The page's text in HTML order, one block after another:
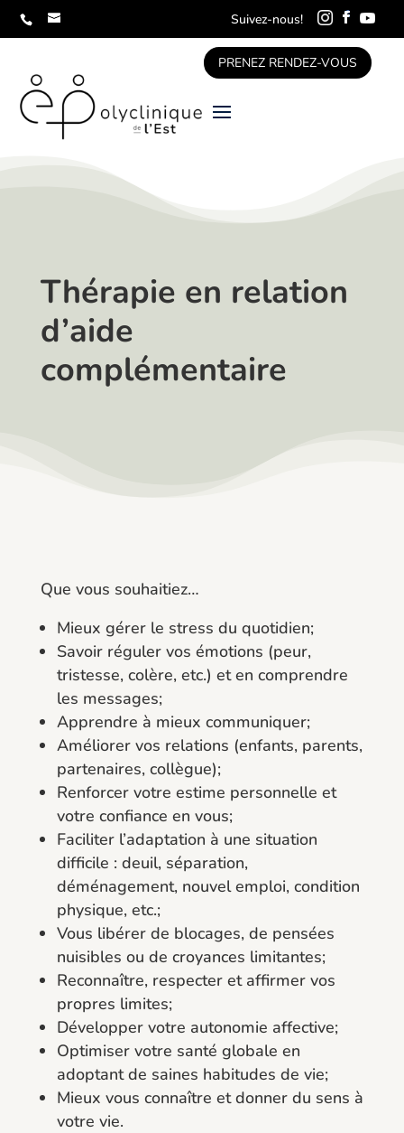
Suivez-nous!
PRENEZ RENDEZ-VOUS
Thérapie en relation
d’aide
complémentaire
Que vous souhaitiez…
Mieux gérer le stress du quotidien;
Savoir réguler vos émotions (peur,
tristesse, colère, etc.) et en comprendre
les messages;
Apprendre à mieux communiquer;
Améliorer vos relations (enfants, parents,
partenaires, collègue);
Renforcer votre estime personnelle et
votre confiance en vous;
Faciliter l’adaptation à une situation
difficile : deuil, séparation,
déménagement, nouvel emploi, condition
physique, etc.;
Vous libérer de blocages, de pensées
nuisibles ou de croyances limitantes;
Reconnaître, respecter et affirmer vos
propres limites;
Développer votre autonomie affective;
Optimiser votre santé globale en
adoptant de saines habitudes de vie;
Mieux vous connaître et donner du sens à
votre vie.